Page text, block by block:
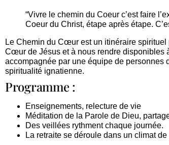
“Vivre le chemin du Coeur c’est faire
Coeur du Christ, étape après étape.
Le Chemin du Cœur est un itinéraire
Cœur de Jésus et à nous rendre disponibles
accompagnée par une équipe de personnes
spiritualité ignatienne.
Programme :
Enseignements, relecture de vie
Méditation de la Parole de Dieu,
Des veillées rythment chaque journée.
La retraite se déroule dans un climat